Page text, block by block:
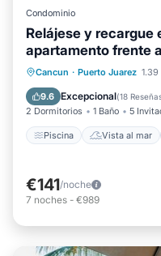
Condominio
Relájese y recargue
apartamento frente
Cancun · Puerto Juarez
9.6 Excepcional(18
2 Dormitorios 1 Baño 5
Piscina Vista al mar
Piscina
Balcón/Terraza
€141/noche
7 noches - €989